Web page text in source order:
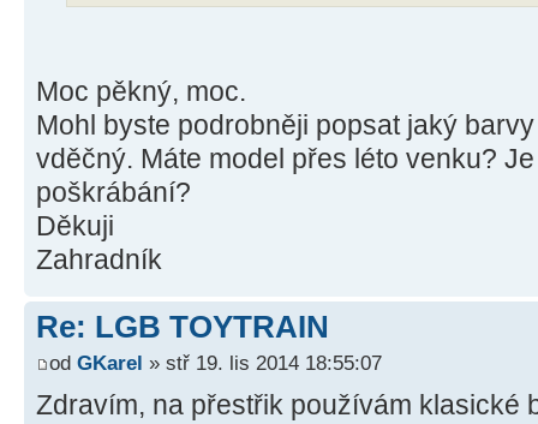
Moc pěkný, moc.
Mohl byste podrobněji popsat jaký
vděčný. Máte model přes léto venku?
poškrábání?
Děkuji
Zahradník
Re: LGB TOYTRAIN
od GKarel » stř 19. lis 2014 18:55:07
Zdravím, na přestřik používám klasické